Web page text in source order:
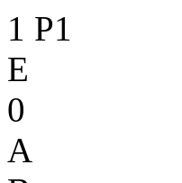
1 P1
E
0
A